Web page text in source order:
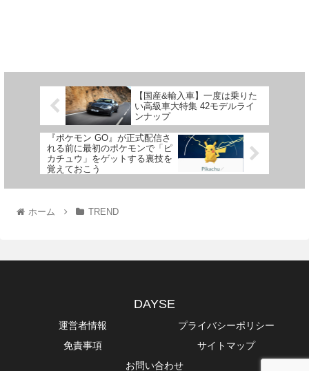
【国産&輸入車】一度は乗りた
い高級車大特集 42モデルライ
ンナップ
『ポケモン GO』が正式配信さ
れる前に最初のポケモンで「ピ
カチュウ」をゲットする裏技を
覚えておこう
ホーム TREND
DAYSE
運営者情報
プライバシーポリシー
免責事項
サイトマップ
お問い合わせ